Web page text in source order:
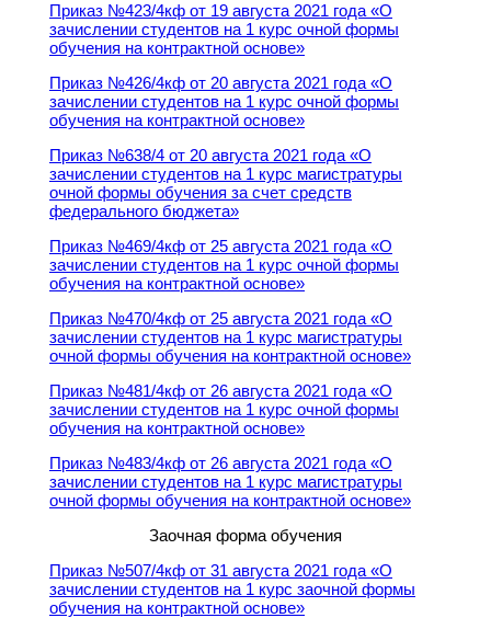
Приказ №423/4кф от 19 августа 2021 года «О
зачислении студентов на 1 курс очной формы
обучения на контрактной основе»
Приказ №426/4кф от 20 августа 2021 года «О
зачислении студентов на 1 курс очной формы
обучения на контрактной основе»
Приказ №638/4 от 20 августа 2021 года «О
зачислении студентов на 1 курс магистратуры
очной формы обучения за счет средств
федерального бюджета»
Приказ №469/4кф от 25 августа 2021 года «О
зачислении студентов на 1 курс очной формы
обучения на контрактной основе»
Приказ №470/4кф от 25 августа 2021 года «О
зачислении студентов на 1 курс магистратуры
очной формы обучения на контрактной основе»
Приказ №481/4кф от 26 августа 2021 года «О
зачислении студентов на 1 курс очной формы
обучения на контрактной основе»
Приказ №483/4кф от 26 августа 2021 года «О
зачислении студентов на 1 курс магистратуры
очной формы обучения на контрактной основе»
Заочная форма обучения
Приказ №507/4кф от 31 августа 2021 года «О
зачислении студентов на 1 курс заочной формы
обучения на контрактной основе»